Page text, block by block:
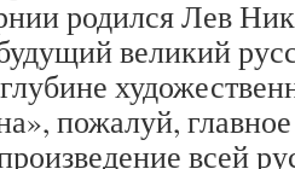
родился Лев
великий
пожалуй,
всей